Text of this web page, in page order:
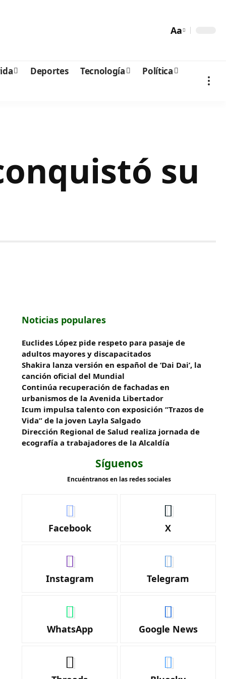
Aa
Deportes Tecnología
Política
su
Noticias populares
Euclides López pide respeto para pasaje de
adultos mayores y discapacitados
Shakira lanza versión en español de ‘Dai Dai’, la
canción oficial del Mundial
Continúa recuperación de fachadas en
urbanismos de la Avenida Libertador
Icum impulsa talento con exposición “Trazos de
Vida” de la joven Layla Salgado‎
‎Dirección Regional de Salud realiza jornada de
ecografía a trabajadores de la Alcaldía
Síguenos
Encuéntranos en las redes sociales
Facebook X
Instagram Telegram
WhatsApp Google News